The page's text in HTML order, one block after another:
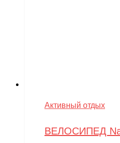
Активный отдых
ВЕЛОСИПЕД